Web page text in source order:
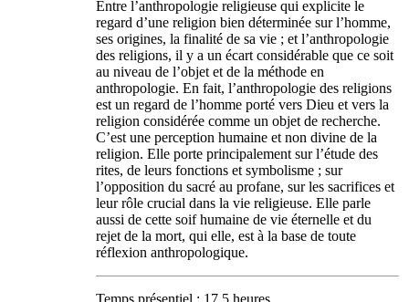
Entre l’anthropologie religieuse qui explicite le
regard d’une religion bien déterminée sur l’homme,
ses origines, la finalité de sa vie ; et l’anthropologie
des religions, il y a un écart considérable que ce soit
au niveau de l’objet et de la méthode en
anthropologie. En fait, l’anthropologie des religions
est un regard de l’homme porté vers Dieu et vers la
religion considérée comme un objet de recherche.
C’est une perception humaine et non divine de la
religion. Elle porte principalement sur l’étude des
rites, de leurs fonctions et symbolisme ; sur
l’opposition du sacré au profane, sur les sacrifices et
leur rôle crucial dans la vie religieuse. Elle parle
aussi de cette soif humaine de vie éternelle et du
rejet de la mort, qui elle, est à la base de toute
réflexion anthropologique.
Temps présentiel : 17.5 heures